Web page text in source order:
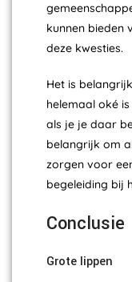
kunnen bieden
deze kwesties.
Het is
helemaal oké
als je je daar
belangrijk om
zorgen voor
begeleiding bij
Conclusie
Grote lippen